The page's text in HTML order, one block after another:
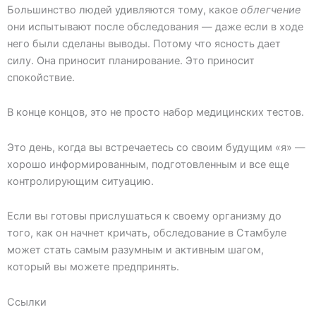
Большинство людей удивляются тому, какое облегчение
они испытывают после обследования — даже если в ходе
него были сделаны выводы. Потому что ясность дает
силу. Она приносит планирование. Это приносит
спокойствие.
В конце концов, это не просто набор медицинских тестов.
Это день, когда вы встречаетесь со своим будущим «я» —
хорошо информированным, подготовленным и все еще
контролирующим ситуацию.
Если вы готовы прислушаться к своему организму до
того, как он начнет кричать, обследование в Стамбуле
может стать самым разумным и активным шагом,
который вы можете предпринять.
Ссылки